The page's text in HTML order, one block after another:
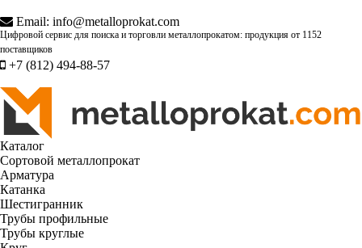
Email: info@metalloprokat.com
Цифровой сервис для поиска и торговли металлопрокатом: продукция от 1152
поставщиков
+7 (812) 494-88-57
Каталог
Сортовой металлопрокат
Арматура
Катанка
Шестигранник
Трубы профильные
Трубы круглые